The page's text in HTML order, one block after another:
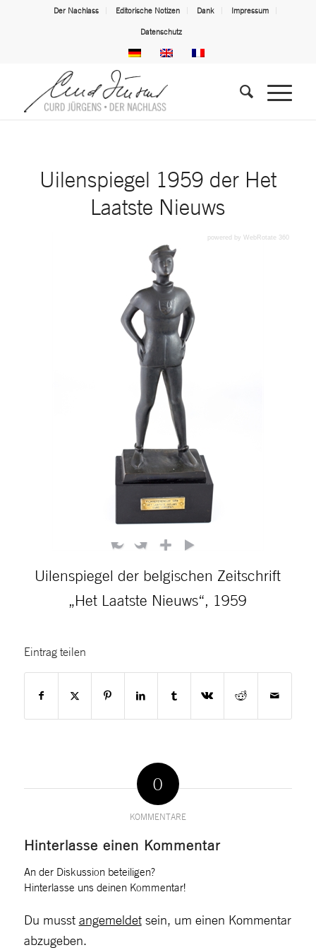
Der Nachlass Editorische Notizen Dank Impressum
Datenschutz
Uilenspiegel 1959 der Het
Laatste Nieuws
powered by WebRotate 360
Uilenspiegel der belgischen Zeitschrift
„Het Laatste Nieuws“, 1959
Eintrag teilen
0
KOMMENTARE
Hinterlasse einen Kommentar
An der Diskussion beteiligen?
Hinterlasse uns deinen Kommentar!
Du musst angemeldetsein, um einen Kommentar
abzugeben.